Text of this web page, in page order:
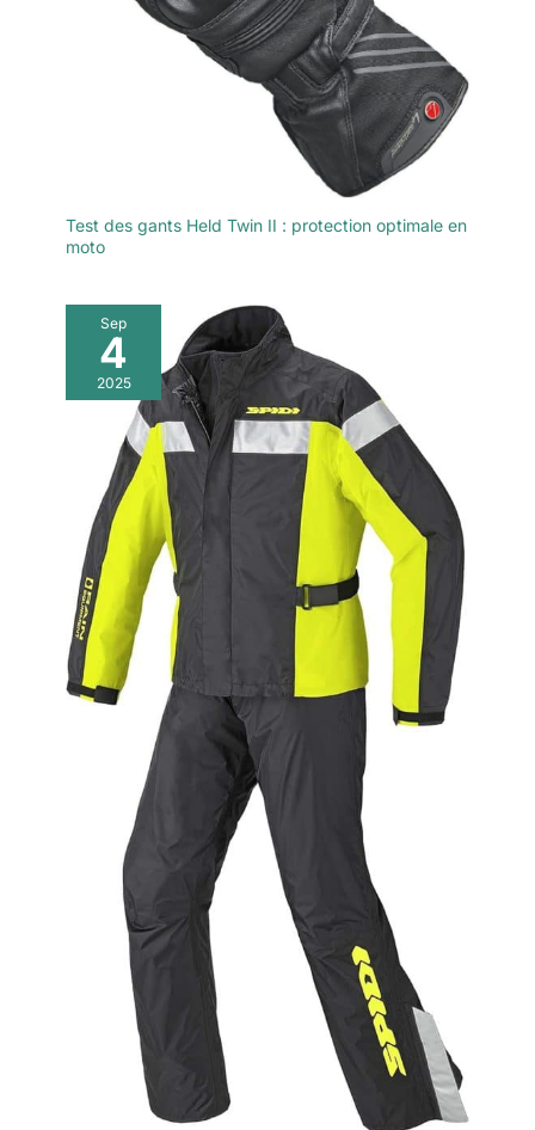
Test des gants Held Twin II : protection optimale en
moto
Sep
4
2025